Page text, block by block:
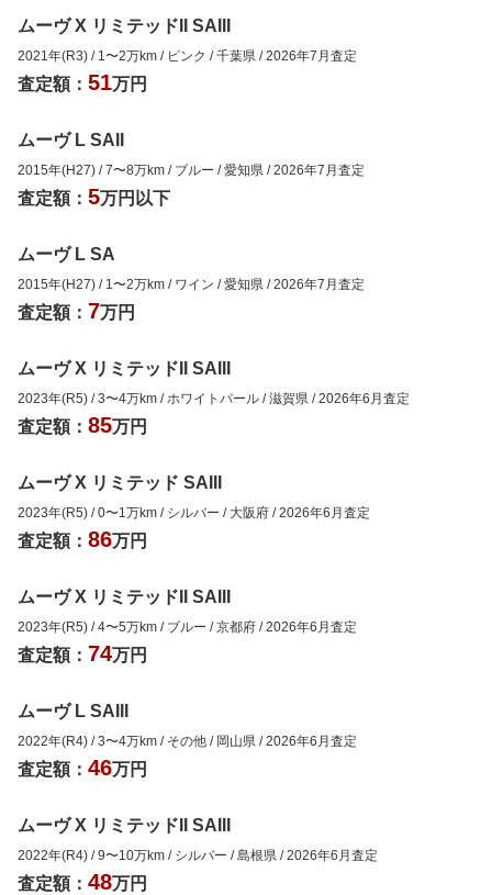
ムーヴ X リミテッドII SAIII
2021年(R3) / 1 〜2万km / ピンク /千葉県 /2026年7月査定
査定額： 51万円
ムーヴ L SAII
2015年(H27) /7〜8万km / ブルー /愛知県 /2026年7月査定
査定額： 5万円以下
ムーヴ L SA
2015年(H27) / 1 〜2万km / ワイン /愛知県 /2026年7月査定
査定額： 7万円
ムーヴ X リミテッドII SAIII
2023年(R5) /3〜4万km / ホワイトパール /滋賀県 /2026年6月査定
査定額： 85万円
ムーヴ X リミテッド SAIII
2023年(R5) /0〜1 万km / シルバー / 大阪府 /2026年6月査定
査定額： 86万円
ムーヴ X リミテッドII SAIII
2023年(R5) /4〜5万km / ブルー /京都府 /2026年6月査定
査定額： 74万円
ムーヴ L SAIII
2022年(R4) /3〜4万km / その他 / 岡山県 /2026年6月査定
査定額： 46万円
ムーヴ X リミテッドII SAIII
2022年(R4) /9〜10万km / シルバー /島根県 /2026年6月査定
査定額： 48万円